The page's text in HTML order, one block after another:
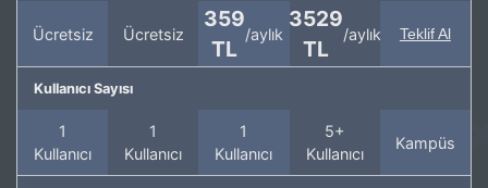
Ücretsiz Ücretsiz
359
TL
/aylık
3529
TL
/aylık Teklif Al
Kullanıcı Sayısı
1
Kullanıcı
1
Kullanıcı
1
Kullanıcı
5+
Kullanıcı
Kampüs